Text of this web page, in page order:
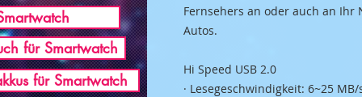
Fernsehers an oder auch an Ihr
Autos.
Hi Speed USB 2.0
· Lesegeschwindigkeit: 6~25
für Smartwatch
für Smartwatch